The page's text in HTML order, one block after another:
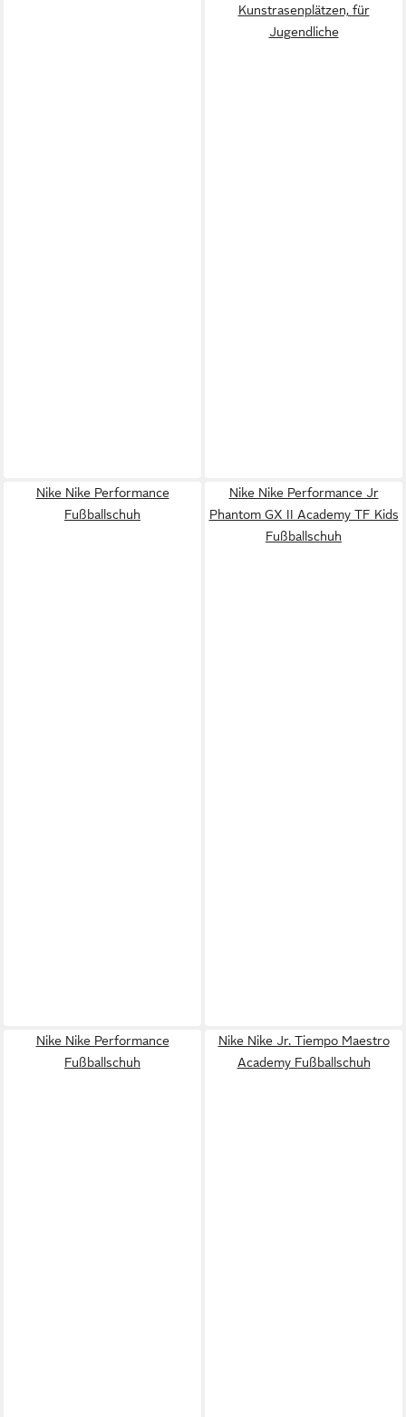
Kunstrasenplätzen, für
Jugendliche
Nike Nike Performance
Fußballschuh
Nike Nike Performance Jr
Phantom GX II Academy TF Kids
Fußballschuh
Nike Nike Performance
Fußballschuh
Nike Nike Jr. Tiempo Maestro
Academy Fußballschuh